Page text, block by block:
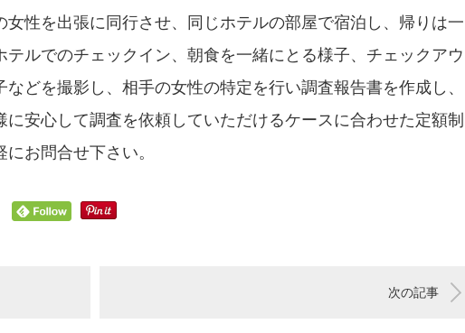
性を出張に同行させ、同じホテルの部屋で宿泊し、帰りは一
ルでのチェックイン、朝食を一緒にとる様子、チェックアウ
どを撮影し、相手の女性の特定を行い調査報告書を作成し、
安心して調査を依頼していただけるケースに合わせた定額制
お問合せ下さい。
次の記事